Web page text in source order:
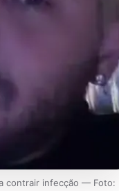
contrair infecção — Foto: